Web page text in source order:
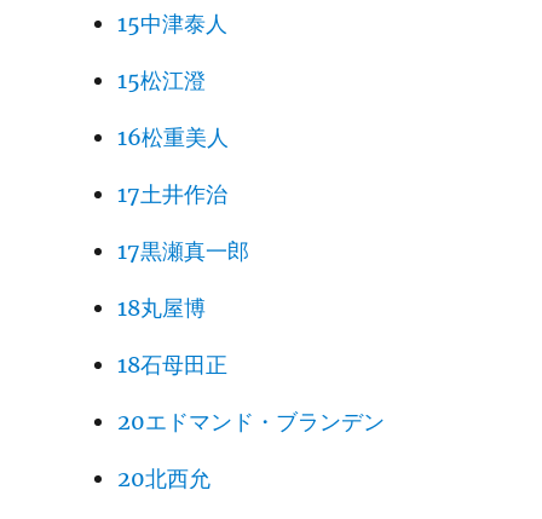
15中津泰人
15松江澄
16松重美人
17土井作治
17黒瀬真一郎
18丸屋博
18石母田正
20エドマンド・ブランデン
20北西允